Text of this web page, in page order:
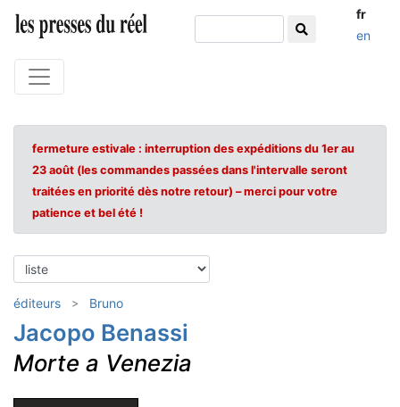
fr
en
fermeture estivale : interruption des expéditions du 1er au
23 août (les commandes passées dans l'intervalle seront
traitées en priorité dès notre retour) – merci pour votre
patience et bel été !
éditeurs Bruno
Jacopo Benassi
Morte a Venezia